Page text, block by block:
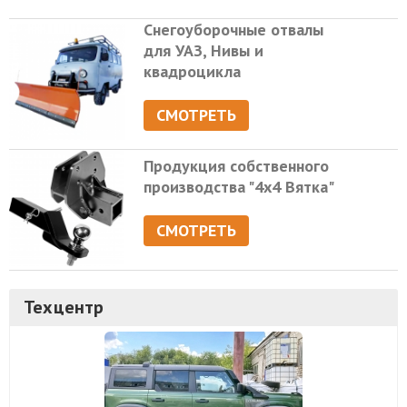
Снегоуборочные отвалы
для УАЗ, Нивы и
квадроцикла
СМОТРЕТЬ
Продукция собственного
производства "4х4 Вятка"
СМОТРЕТЬ
Техцентр